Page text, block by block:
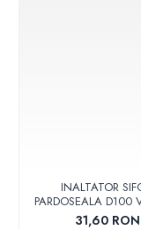
INALTATOR
PARDOSEALA D100
17001900004
31,60 RON